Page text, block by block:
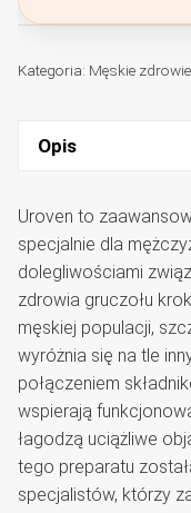
Kategoria: Męskie zdrowie
Opis
Uroven to
specjalnie dla
dolegliwościami
zdrowia gruczołu
męskiej populacji,
wyróżnia się na tle
połączeniem
wspierają
łagodzą uciążliwe
tego preparatu
specjalistów, którzy